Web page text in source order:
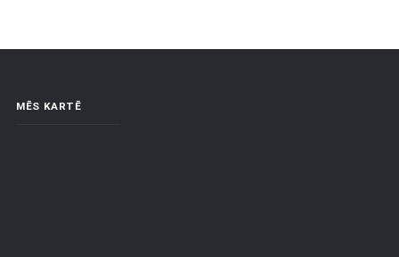
MĒS KARTĒ